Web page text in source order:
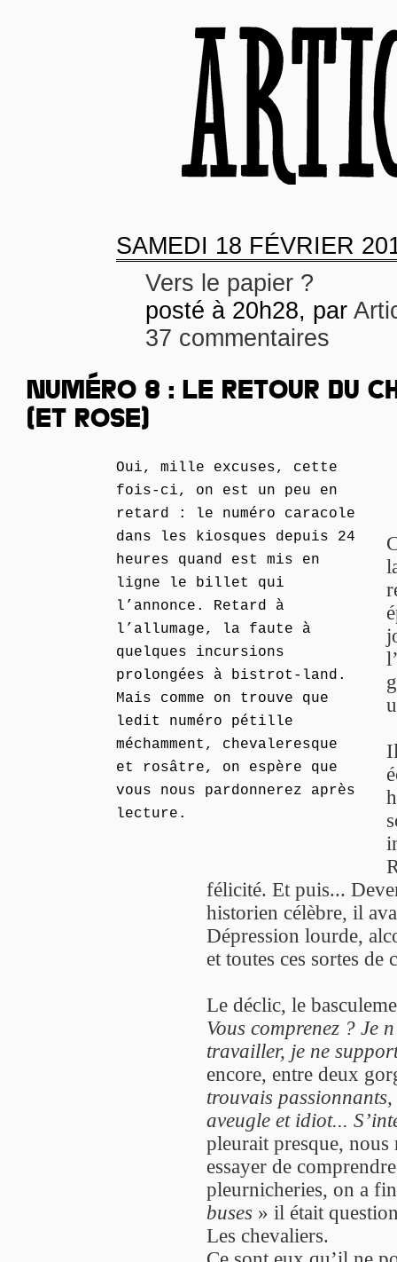
SAMEDI 18 FÉVRIER
Vers le papier ?
posté à 20h28, par
37 commentaires
NUMÉRO 8 : LE RETOUR DU
(ET ROSE)
Oui, mille excuses, cette
fois-ci, on est un peu en
retard : le numéro caracole
dans les kiosques depuis 24
heures quand est mis en
ligne le billet qui
l’annonce. Retard à
l’allumage, la faute à
quelques incursions
prolongées à bistrot-land.
Mais comme on trouve que
ledit numéro pétille
méchamment, chevaleresque
et rosâtre, on espère que
vous nous pardonnerez après
lecture.
félicité. Et puis...
historien célèbre, il
Dépression lourde,
et toutes ces sortes de
Le déclic, le
Vous comprenez ? Je
travailler, je ne
encore, entre deux
trouvais
aveugle et idiot...
pleurait presque, nous
essayer de
pleurnicheries, on a
buses » il était
Les chevaliers.